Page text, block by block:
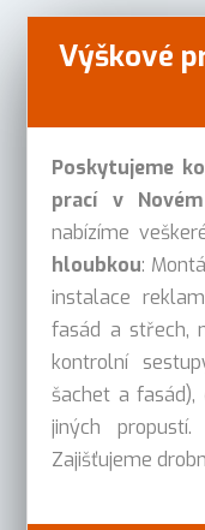
Výškové
Poskytujeme
prací v
nabízíme
hloubkou:
instalace
fasád a střech,
kontrolní
šachet a fasád),
jiných propustí.
Zajišťujeme